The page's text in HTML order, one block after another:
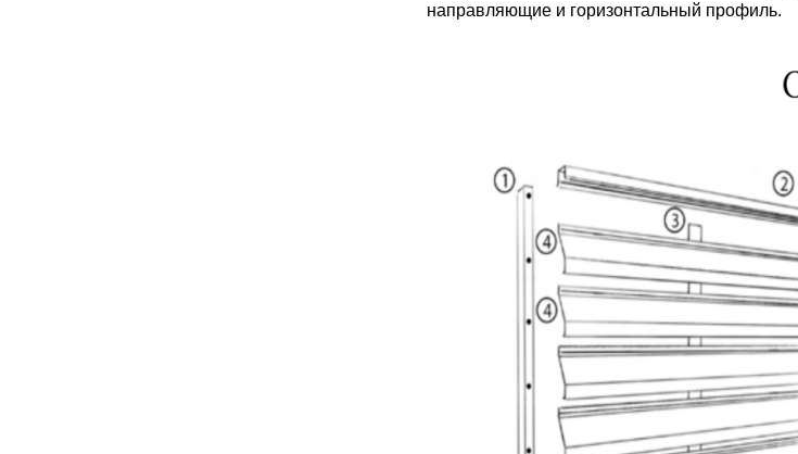
направляющие и горизонтальный профиль.